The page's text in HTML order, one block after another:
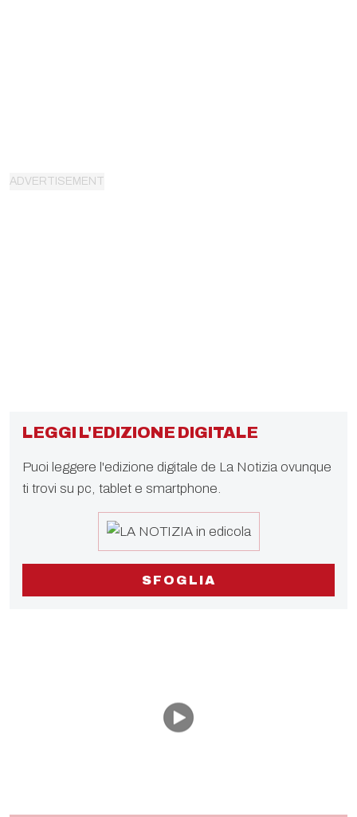
LEGGI L'EDIZIONE DIGITALE
Puoi leggere l'edizione digitale de La Notizia ovunque
ti trovi su pc, tablet e smartphone.
SFOGLIA